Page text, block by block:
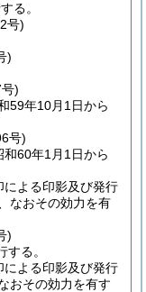
る。
号)
)
)
59年10月1日から
号)
60年1月1日から
による印影及び発行
なおその効力を有
)
る。
による印影及び発行
おその効力を有す